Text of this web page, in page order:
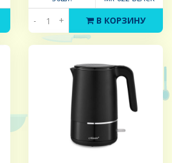
- + В КОРЗИНУ